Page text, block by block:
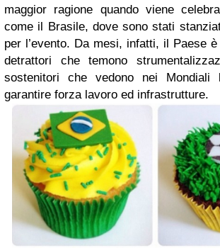
maggior ragione quando viene
come il Brasile, dove sono stati
per l’evento. Da mesi, infatti, il Paese
detrattori che temono
sostenitori che vedono nei Mondiali
garantire forza lavoro ed infrastrutture.